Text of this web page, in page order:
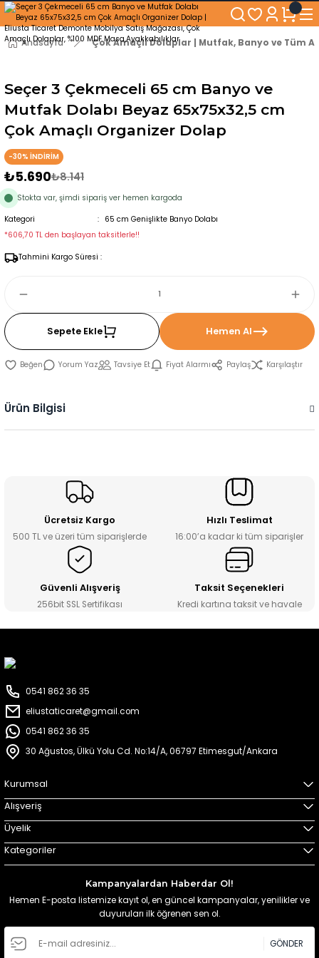
250₺ ve Üzeri Alışverişlerinizde KARGO BEDAVA!
5'er cm Aralıklarla 35 cm'den 100 cm'e kadar Genişliğe Sahip Dolaplar
% 100 Mdf Tekerlekli Masa ile Uzun Ömürlü ve Kolay Kullanım Konforu
Kaliteli hizmet, güvenli alışveriş ve satış sonrası destek
Anasayfa Çok Amaçlı Dolaplar | Mutfak, Banyo ve Tüm
Seçer 3 Çekmeceli 65 cm Banyo ve
Mutfak Dolabı Beyaz 65x75x32,5 cm
Çok Amaçlı Organizer Dolap
-30% İNDİRİM
₺5.690₺8.141
Stokta var, şimdi sipariş ver hemen kargoda
Kategori
65 cm Genişlikte Banyo Dolabı
*606,70 TL den başlayan taksitlerle!!
Tahmini Kargo Süresi :
Sepete Ekle Hemen Al
Yorum Yaz Tavsiye Et Fiyat Alarmı Paylaş Karşılaştır
Ürün Bilgisi
Ücretsiz Kargo
500 TL ve üzeri tüm siparişlerde
Hızlı Teslimat
16:00’a kadar ki tüm siparişler
Güvenli Alışveriş
256bit SSL Sertifikası
Taksit Seçenekleri
Kredi kartına taksit ve havale
0541 862 36 35
eliustaticaret@gmail.com
0541 862 36 35
30 Ağustos, Ülkü Yolu Cd. No:14/A, 06797 Etimesgut/Ankara
Kurumsal
Alışveriş
Üyelik
Kategoriler
Kampanyalardan Haberdar Ol!
Hemen E-posta listemize kayıt ol, en güncel kampanyalar, yenilikler ve
duyuruları ilk öğrenen sen ol.
GÖNDER